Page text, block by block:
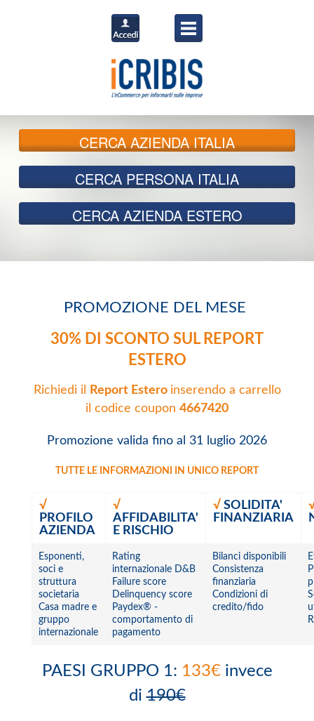
CERCAAZIENDA ITALIA
CERCA PERSONA ITALIA
CERCA AZIENDA ESTERO
PROMOZIONE DEL MESE
30% DI SCONTO SUL REPORT
ESTERO
Richiedi il Report Estero inserendo a carrello
il codice coupon 4667420
Promozione valida fino al 31 luglio 2026
TUTTE LE INFORMAZIONI IN UNICO REPORT
√
PROFILO
AZIENDA
√
AFFIDABILITA'
E RISCHIO
√ SOLIDITA'
FINANZIARIA
Esponenti,
soci e
struttura
societaria
Casa madre e
gruppo
internazionale
Rating
internazionale D&B
Failure score
Delinquency score
Paydex® -
comportamento di
pagamento
Bilanci disponibili
Consistenza
finanziaria
Condizioni di
credito/fido
PAESI GRUPPO 1: 133€ invece
di190€